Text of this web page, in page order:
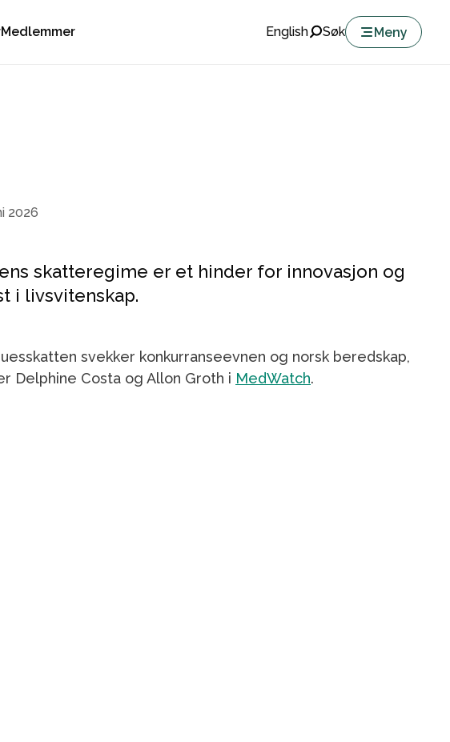
Medlemmer English Søk Meny
2026
skatteregime er et hinder for innovasjon og
i livsvitenskap.
svekker konkurranseevnen og norsk beredskap,
Delphine Costa og Allon Groth i MedWatch.